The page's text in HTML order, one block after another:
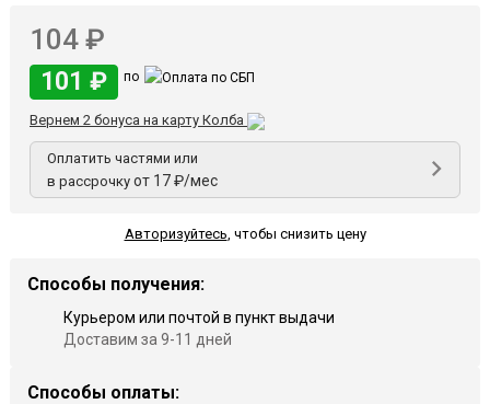
104 ₽
101 ₽ по
Вернем 2 бонуса на карту Колба
Оплатить частями или
в рассрочку от 17 ₽/мес
Авторизуйтесь, чтобы снизить цену
Способы получения:
Курьером или почтой в пункт выдачи
Доставим за 9-11 дней
Способы оплаты: